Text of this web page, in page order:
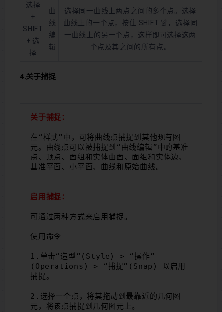
选择
+
SHIFT
+ 选
择
曲
线
编
辑
选择同一曲线上两点之间的多个点。选择
曲线上的一个点，按住 SHIFT 键，选择同
一曲线上的另一个点，这样即可选择这两
个点及其之间的所有点。
4.关于捕捉
关于捕捉：
在“样式”中，可将曲线点捕捉到其他现有图
元。曲线点可以被捕捉到“曲线编辑”中的基准
点、顶点、面组和实体曲面、面组和实体边、
基准平面、小平面、曲线和原始曲线。
启用捕捉：
可通过两种方式来启用捕捉。
使用命令
1.单击“造型”(Style) > “操作”
(Operations) > “捕捉”(Snap) 以启用
捕捉。
2.选择一个点，将其拖动到最靠近的几何图
元，将该点捕捉到几何图元上。